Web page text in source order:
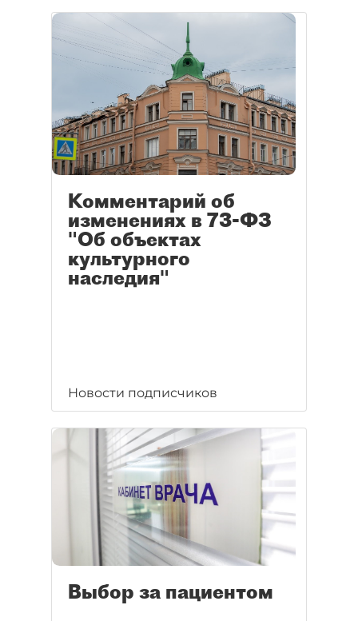
Комментарий об
изменениях в 73-ФЗ
"Об объектах
культурного
наследия"
Новости подписчиков
Выбор за пациентом